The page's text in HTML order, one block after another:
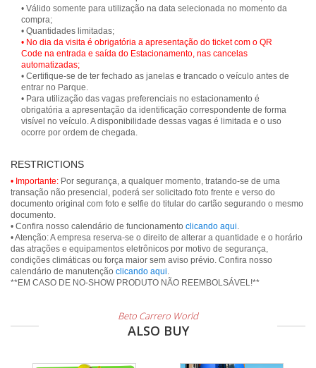
• Válido somente para utilização na data selecionada no momento da
compra;
• No dia da visita é obrigatória a apresentação do ticket com o QR
Code na entrada e saída do Estacionamento, nas cancelas
automatizadas;
• Certifique-se de ter fechado as janelas e trancado o veículo antes de
entrar no Parque.
• Para utilização das vagas preferenciais no estacionamento é
obrigatória a apresentação da identificação correspondente de forma
visível no veículo. A disponibilidade dessas vagas é limitada e o uso
ocorre por ordem de chegada.
RESTRICTIONS
• Importante: Por segurança, a qualquer momento, tratando-se de uma
transação não presencial, poderá ser solicitado foto frente e verso do
documento original com foto e selfie do titular do cartão segurando o mesmo
documento.
• Confira nosso calendário de funcionamento clicando aqui.
• Atenção: A empresa reserva-se o direito de alterar a quantidade e o horário
das atrações e equipamentos eletrônicos por motivo de segurança,
condições climáticas ou força maior sem aviso prévio. Confira nosso
calendário de manutenção clicando aqui.
**EM CASO DE NO-SHOW PRODUTO NÃO REEMBOLSÁVEL!**
Beto Carrero World
ALSO BUY